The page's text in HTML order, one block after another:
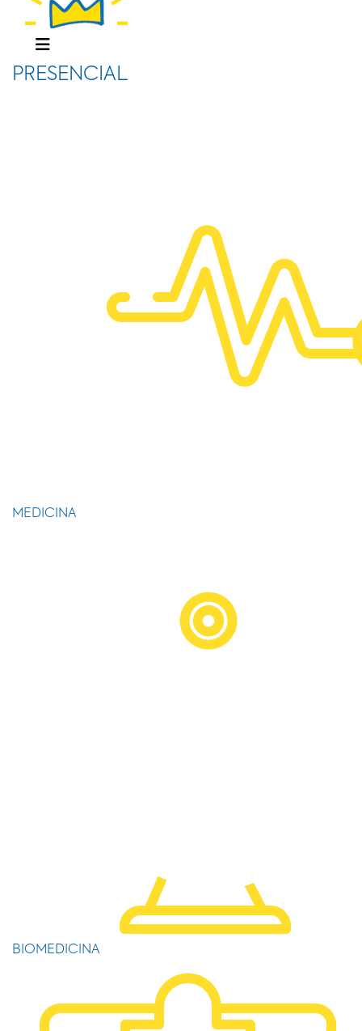
PRESENCIAL
MEDICINA
BIOMEDICINA